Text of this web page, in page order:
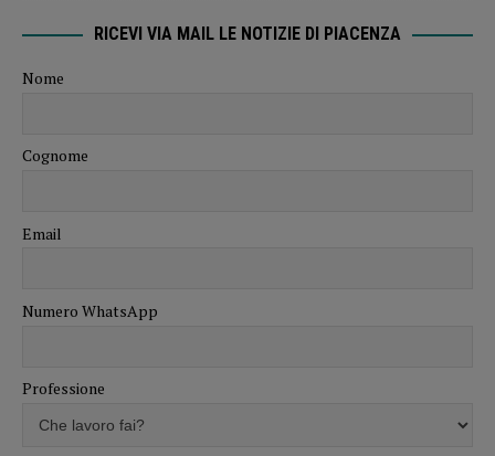
RICEVI VIA MAIL LE NOTIZIE DI PIACENZA
Nome
Cognome
Email
Numero WhatsApp
Professione